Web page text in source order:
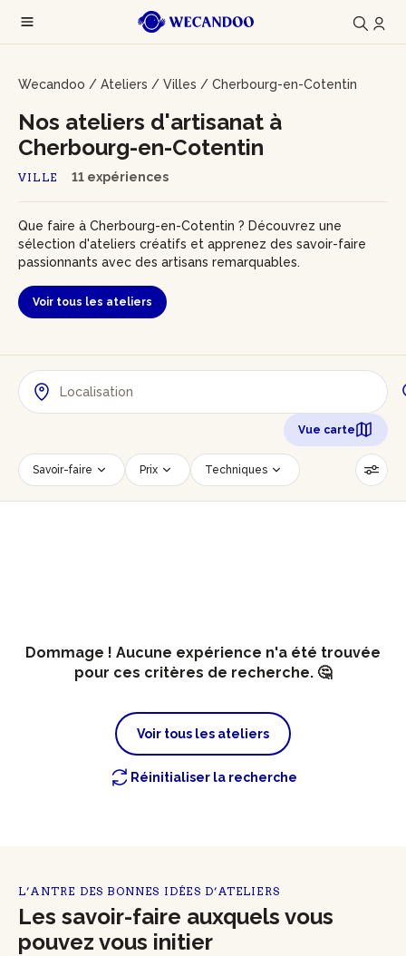
Wecandoo / Ateliers / Villes / Cherbourg-en-Cotentin
VILLE 11 expériences
Nos ateliers d'artisanat à
Cherbourg-en-Cotentin
Que faire à Cherbourg-en-Cotentin ? Découvrez une
sélection d'ateliers créatifs et apprenez des savoir-faire
passionnants avec des artisans remarquables.
Voir tous les ateliers
Vue carte
Savoir-faire Prix Techniques
Date Créneau horaire
Dommage ! Aucune expérience n'a été trouvée
pour ces critères de recherche. 🤔
Voir tous les ateliers
Réinitialiser la recherche
L’ANTRE DES BONNES IDÉES D’ATELIERS
Les savoir-faire auxquels vous
pouvez vous initier